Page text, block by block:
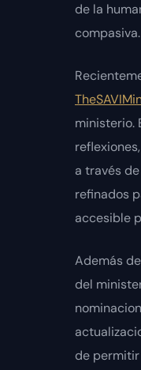
de la
compasiva.
ministerio.
a través
refinados
accesible
Además
del
de permitir